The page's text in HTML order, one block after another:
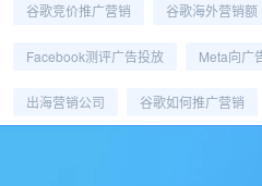
谷歌竞价推广营销 谷歌海外营销额
Facebook测评广告投放 Meta向广
出海营销公司 谷歌如何推广营销